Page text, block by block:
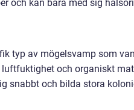
och kan bära med sig
typ av mögelsvamp som
och organiskt
snabbt och bilda stora